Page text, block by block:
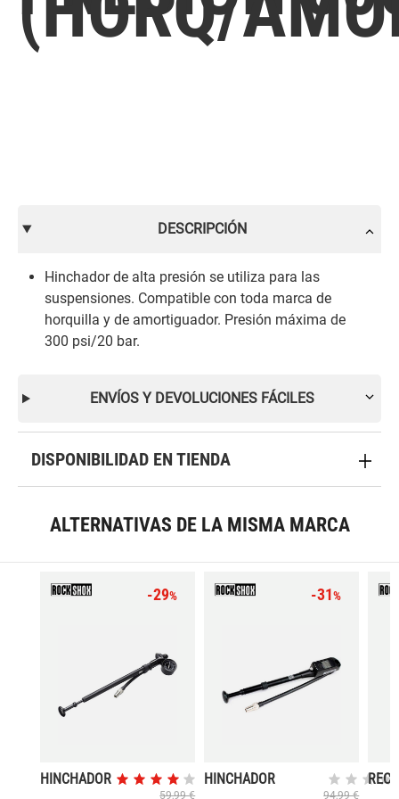
DESCRIPCIÓN
Hinchador de alta presión se utiliza para las
suspensiones. Compatible con toda marca de
horquilla y de amortiguador. Presión máxima de
300 psi/20 bar.
ENVÍOS Y DEVOLUCIONES FÁCILES
DISPONIBILIDAD EN TIENDA
ALTERNATIVAS DE LA MISMA MARCA
-29%
HINCHADOR
59,99 €
-31%
HINCHADOR
HORQUILLA/AMORTI94,99 €
REC